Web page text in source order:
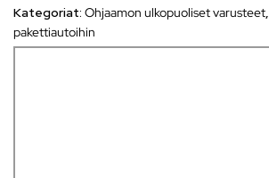
Kategoriat: Ohjaamon ulkopuoliset varusteet,
pakettiautoihin